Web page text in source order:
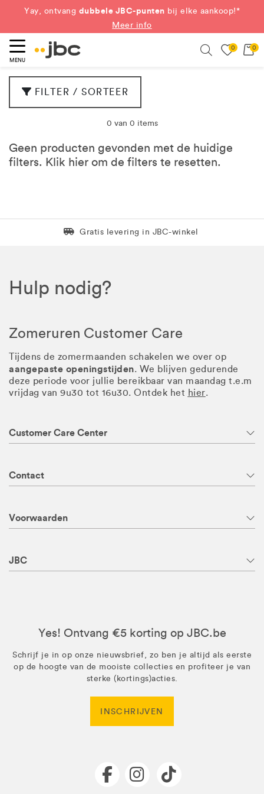
Yay, ontvang dubbele JBC-punten bij elke aankoop!*
Meer info
MENU
0 0
FILTER / SORTEER
0 van 0 items
Geen producten gevonden met de huidige
filters. Klik hier om de filters te resetten.
Levering in 1 pakket
Gratis levering in JBC-winkel
Hulp nodig?
Zomeruren Customer Care
Tijdens de zomermaanden schakelen we over op
aangepaste openingstijden. We blijven gedurende
deze periode voor jullie bereikbaar van maandag t.e.m
vrijdag van 9u30 tot 16u30. Ontdek het hier.
Customer Care Center
Contact
Voorwaarden
JBC
Yes! Ontvang €5 korting op JBC.be
Schrijf je in op onze nieuwsbrief, zo ben je altijd als eerste
op de hoogte van de mooiste collecties en profiteer je van
sterke (kortings)acties.
INSCHRIJVEN